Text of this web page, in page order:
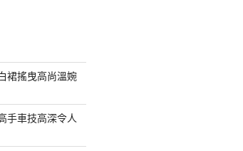
裙搖曳高尚溫婉
手車技高深令人